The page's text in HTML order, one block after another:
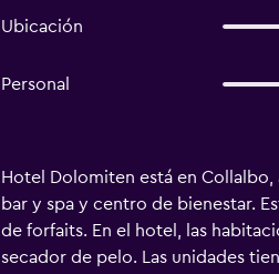
Ubicación
Personal
Hotel Dolomiten está en
bar y spa y centro de bienestar.
de forfaits. En el hotel, las
secador de pelo. Las unidades